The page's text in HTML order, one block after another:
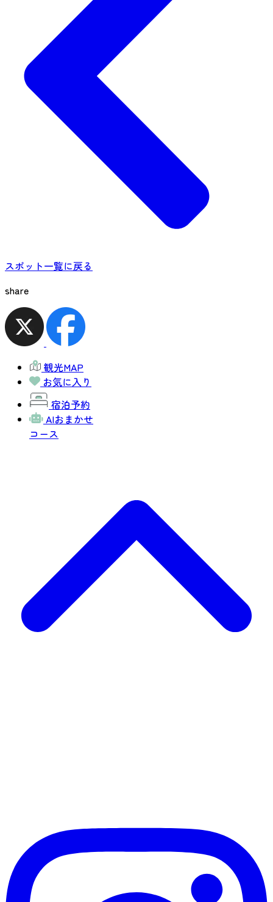
スポット一覧に戻る
share
観光MAP
お気に入り
宿泊予約
AIおまかせ
コース